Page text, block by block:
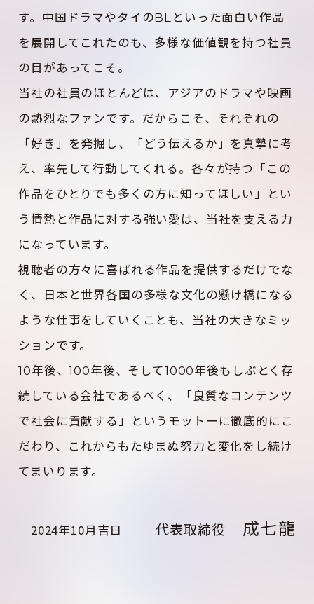
す。中国ドラマやタイのBLといった面白い作品
を展開してこれたのも、多様な価値観を持つ社員
の目があってこそ。
当社の社員のほとんどは、アジアのドラマや映画
の熱烈なファンです。だからこそ、それぞれの
「好き」を発掘し、「どう伝えるか」を真摯に考
え、率先して行動してくれる。各々が持つ「この
作品をひとりでも多くの方に知ってほしい」とい
う情熱と作品に対する強い愛は、当社を支える力
になっています。
視聴者の方々に喜ばれる作品を提供するだけでな
く、日本と世界各国の多様な文化の懸け橋になる
ような仕事をしていくことも、当社の大きなミッ
ションです。
10年後、100年後、そして1000年後もしぶとく存
続している会社であるべく、「良質なコンテンツ
で社会に貢献する」というモットーに徹底的にこ
だわり、これからもたゆまぬ努力と変化をし続け
てまいります。
2024年10月吉日 代表取締役 成七龍